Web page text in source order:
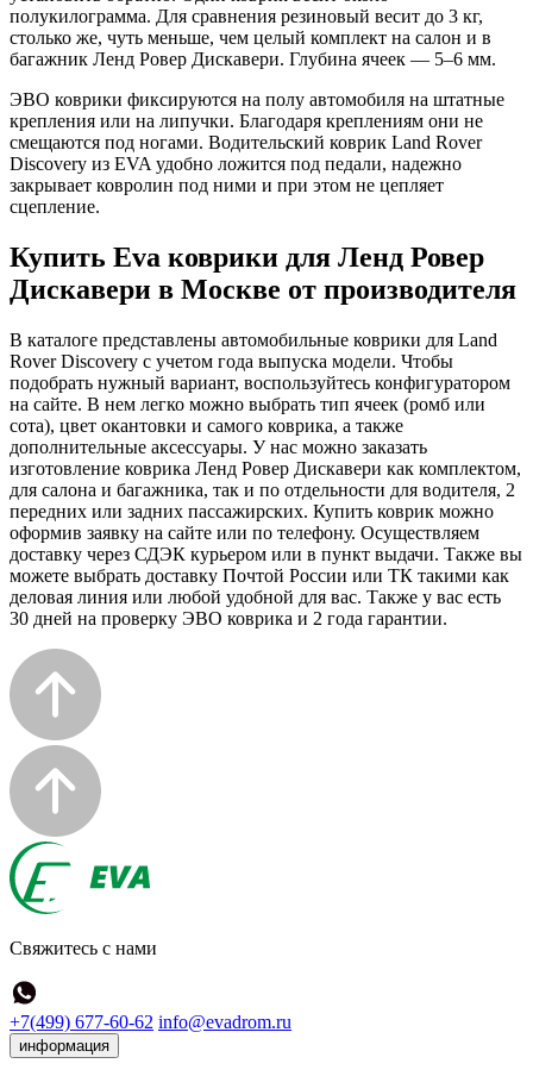
полукилограмма. Для сравнения резиновый весит до 3 кг,
столько же, чуть меньше, чем целый комплект на салон и в
багажник Ленд Ровер Дискавери. Глубина ячеек — 5–6 мм.
ЭВО коврики фиксируются на полу автомобиля на штатные
крепления или на липучки. Благодаря креплениям они не
смещаются под ногами. Водительский коврик Land Rover
Discovery из EVA удобно ложится под педали, надежно
закрывает ковролин под ними и при этом не цепляет
сцепление.
Купить Eva коврики для Ленд Ровер
Дискавери в Москве от производителя
В каталоге представлены автомобильные коврики для Land
Rover Discovery с учетом года выпуска модели. Чтобы
подобрать нужный вариант, воспользуйтесь конфигуратором
на сайте. В нем легко можно выбрать тип ячеек (ромб или
сота), цвет окантовки и самого коврика, а также
дополнительные аксессуары. У нас можно заказать
изготовление коврика Ленд Ровер Дискавери как комплектом,
для салона и багажника, так и по отдельности для водителя, 2
передних или задних пассажирских. Купить коврик можно
оформив заявку на сайте или по телефону. Осуществляем
доставку через СДЭК курьером или в пункт выдачи. Также вы
можете выбрать доставку Почтой России или ТК такими как
деловая линия или любой удобной для вас. Также у вас есть
30 дней на проверку ЭВО коврика и 2 года гарантии.
Свяжитесь с нами
+7(499) 677-60-62 info@evadrom.ru
информация